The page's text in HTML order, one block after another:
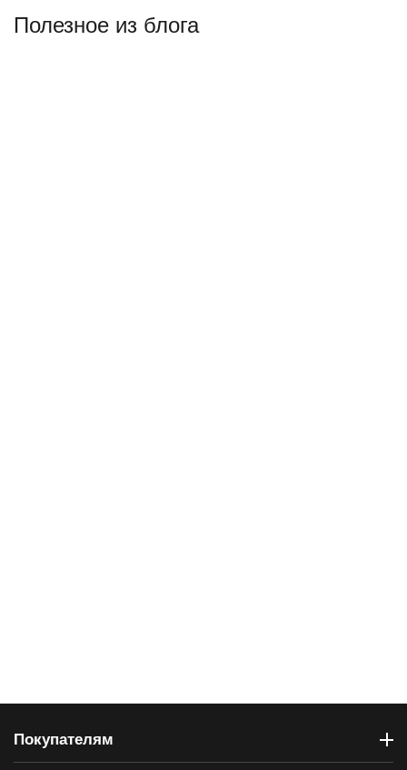
Полезное из блога
Покупателям